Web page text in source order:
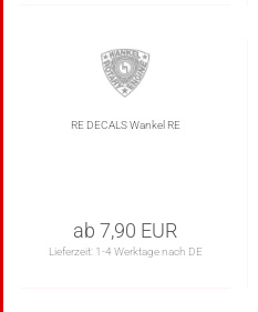
RE DECALS Wankel RE
ab 7,90 EUR
Lieferzeit: 1-4 Werktage nach DE